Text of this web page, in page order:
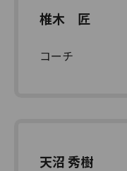
椎木 匠
コーチ
天沼 秀樹